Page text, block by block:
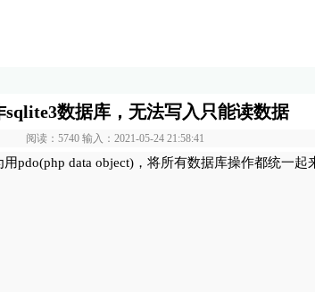
sqlite3数据库，无法写入只能读数据
阅读：5740 输入：2021-05-24 21:58:41
pdo(php data object)，将所有数据库操作都统一起